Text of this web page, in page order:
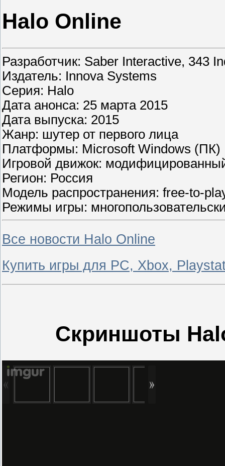
Halo Online
Разработчик: Saber Interactive, 343
Издатель: Innova Systems
Серия: Halo
Дата анонса: 25 марта 2015
Дата выпуска: 2015
Жанр: шутер от первого лица
Платформы: Microsoft Windows (ПК)
Игровой движок:
Регион: Россия
Модель распространения: free-to-
Режимы игры:
Все новости Halo Online
Купить игры для PC, Xbox,
Скриншоты